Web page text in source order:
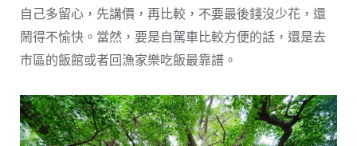
自己多留心，先講價，再比較，不要最後錢沒少花，還
鬧得不愉快。當然，要是自駕車比較方便的話，還是去
市區的飯館或者回漁家樂吃飯最靠譜。